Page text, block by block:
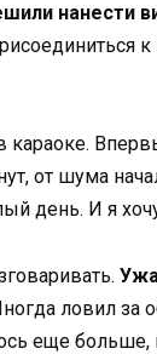
нанести
караоке.
от шума
день. И я
ловил за
еще